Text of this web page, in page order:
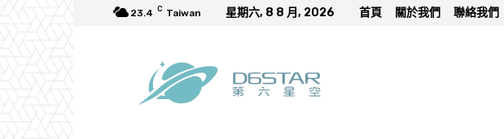
23.4 C Taiwan 星期六, 8 8 月, 2026 首頁 關於我們 聯絡我們